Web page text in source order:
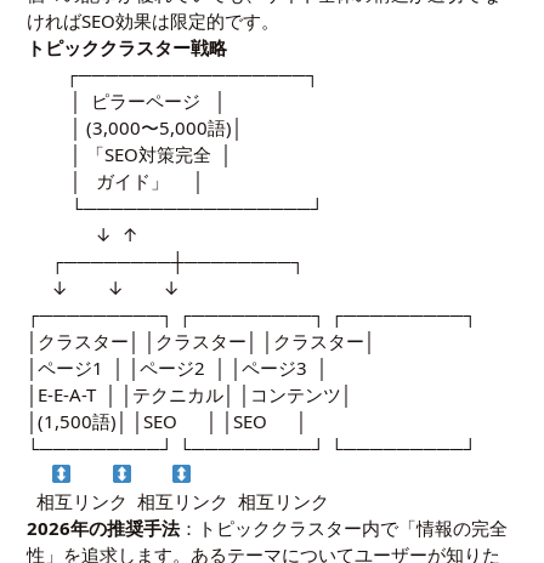
ければSEO効果は限定的です。
トピッククラスター戦略
┌─────────────────┐
│ ピラーページ │
│ (3,000〜5,000語)│
│ 「SEO対策完全 │
│ ガイド」 │
└─────────────────┘
↓ ↑
┌────────┼────────┐
↓ ↓ ↓
┌─────────┐ ┌─────────┐ ┌─────────┐
│クラスター│ │クラスター│ │クラスター│
│ページ1 │ │ページ2 │ │ページ3 │
│E-E-A-T │ │テクニカル│ │コンテンツ│
│(1,500語)│ │SEO │ │SEO │
└─────────┘ └─────────┘ └─────────┘
相互リンク 相互リンク 相互リンク
2026年の推奨手法：トピッククラスター内で「情報の完全
性」を追求します。あるテーマについてユーザーが知りた